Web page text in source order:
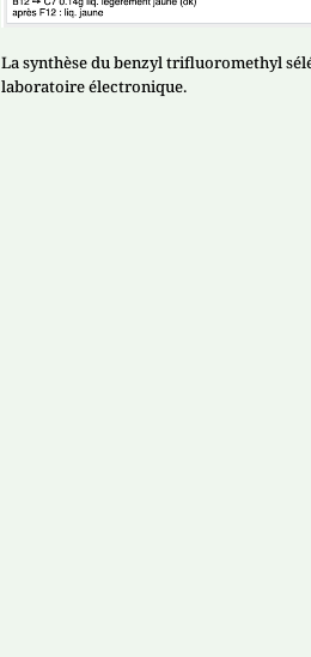
La synthèse du benzyl trifluoromethyl
laboratoire électronique.